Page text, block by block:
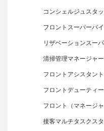
コンシェルジュスタ
フロントスーパーバ
リザベーションスー
清掃管理マネージャー
フロントアシスタン
フロントデューティ
フロント（マネージャ
接客マルチタスクス